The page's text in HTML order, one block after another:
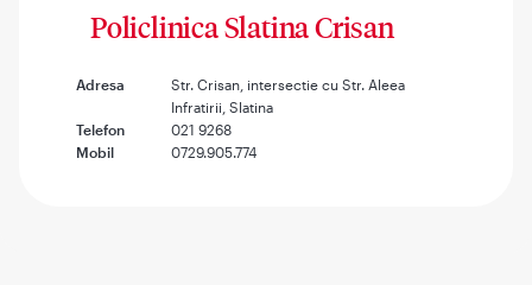
Policlinica Slatina Crisan
Adresa
Str. Crisan, intersectie cu Str. Aleea
Infratirii, Slatina
Telefon
021 9268
Mobil
0729.905.774